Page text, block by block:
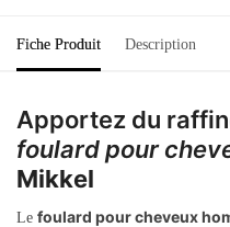
Fiche Produit Description
Apportez du
foulard pour
Mikkel
Le foulard pour cheveux